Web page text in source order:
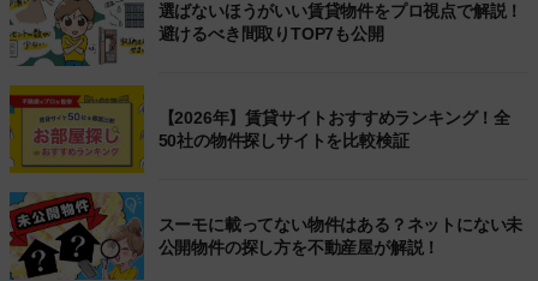
選ばないほうがいい賃貸物件をプロ視点で解説！
避けるべき間取りTOP7も公開
【2026年】賃貸サイトおすすめランキング！全
50社の物件探しサイトを比較検証
スーモに載ってない物件はある？ネットにない未
公開物件の探し方を不動産屋が解説！